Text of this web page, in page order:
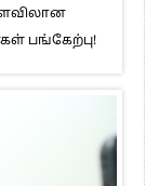
பங்கேற்பு!